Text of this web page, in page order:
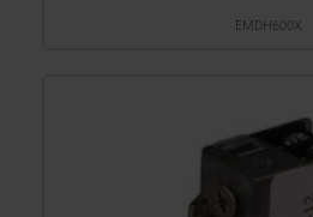
EMDH600X